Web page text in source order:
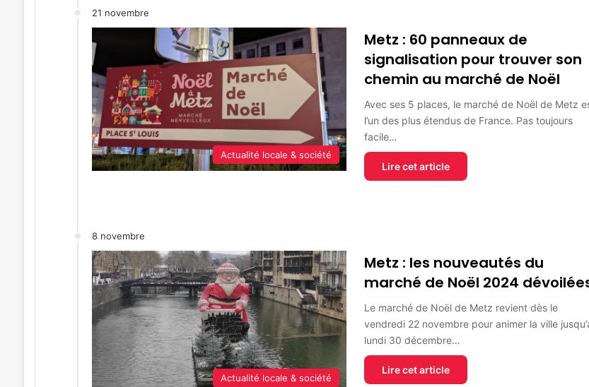
21 novembre
Actualité locale & société
Metz : 60 panneaux de
signalisation pour trouver son
chemin au marché de Noël
Avec ses 5 places, le marché de Noël de Metz
l’un des plus étendus de France. Pas toujours
facile…
Lire cet article
8 novembre
Actualité locale & société
Metz : les nouveautés du
marché de Noël 2024
Le marché de Noël de Metz revient dès le
vendredi 22 novembre pour animer la ville
lundi 30 décembre…
Lire cet article